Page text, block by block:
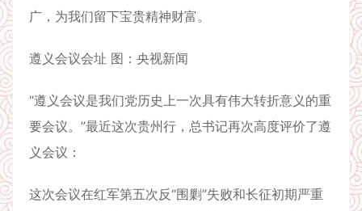
广，为我们留下宝贵精神财富。
遵义会议会址 图：央视新闻
“遵义会议是我们党历史上一次具有伟大转折意义的重
要会议。”最近这次贵州行，总书记再次高度评价了遵
义会议：
这次会议在红军第五次反“围剿”失败和长征初期严重